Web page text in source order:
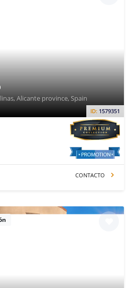
ID: 1579351
Alicante province, Spain
CONTACTO